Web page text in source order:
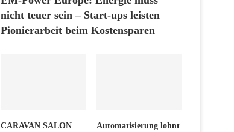
nicht teuer sein – Start-ups leisten
Pionierarbeit beim Kostensparen
CARAVAN SALON
Automatisierung lohnt